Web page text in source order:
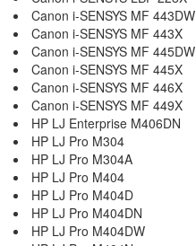
Canon i-SENSYS MF 443DW
Canon i-SENSYS MF 443X
Canon i-SENSYS MF 445DW
Canon i-SENSYS MF 445X
Canon i-SENSYS MF 446X
Canon i-SENSYS MF 449X
HP LJ Enterprise M406DN
HP LJ Pro M304
HP LJ Pro M304A
HP LJ Pro M404
HP LJ Pro M404D
HP LJ Pro M404DN
HP LJ Pro M404DW